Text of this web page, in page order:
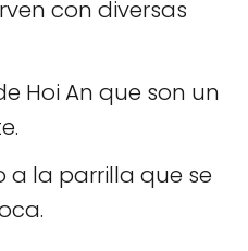
con diversas
Hoi An que son un
a la parrilla que se